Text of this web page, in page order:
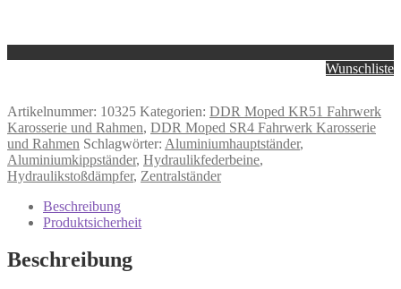
Wunschliste
Artikelnummer: 10325 Kategorien: DDR Moped KR51 Fahrwerk
Karosserie und Rahmen, DDR Moped SR4 Fahrwerk Karosserie
und Rahmen Schlagwörter: Aluminiumhauptständer,
Aluminiumkippständer, Hydraulikfederbeine,
Hydraulikstoßdämpfer, Zentralständer
Beschreibung
Produktsicherheit
Beschreibung